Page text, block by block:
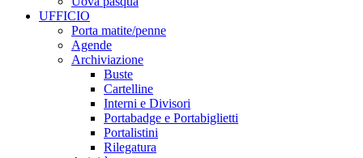
UFFICIO
Porta matite/penne
Agende
Archiviazione
Buste
Cartelline
Interni e Divisori
Portabadge e Portabiglietti
Portalistini
Rilegatura